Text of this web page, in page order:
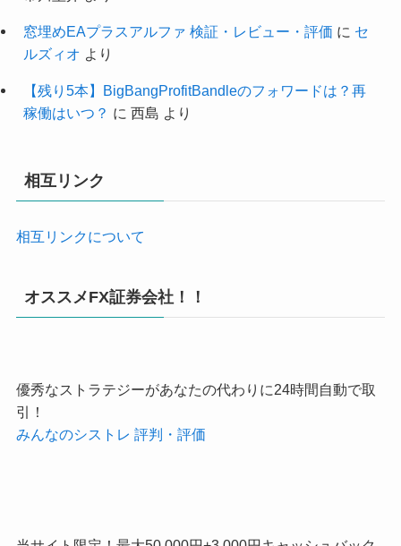
窓埋めEAプラスアルファ 検証・レビュー・評価 に セ
ルズィオ より
【残り5本】BigBangProfitBandleのフォワードは？再
稼働はいつ？ に 西島 より
相互リンク
相互リンクについて
オススメFX証券会社！！